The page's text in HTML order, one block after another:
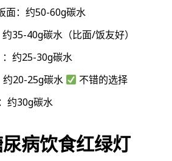
面：约50-60g碳水
35-40g碳水（比面/饭友好）
约25-30g碳水
20-25g碳水
不错的选择
约30g碳水
病饮食红绿灯